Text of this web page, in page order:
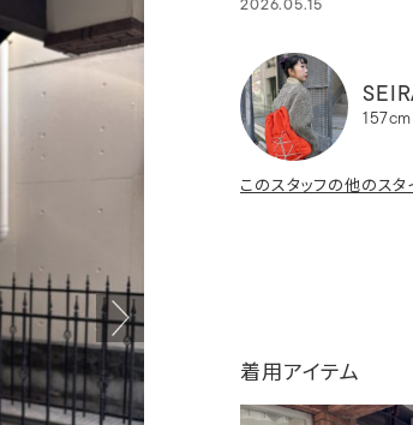
2026.05.15
157cm
このスタッフの他のス
着用アイテム